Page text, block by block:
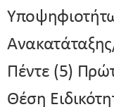
Πέντε (5)
Θέση